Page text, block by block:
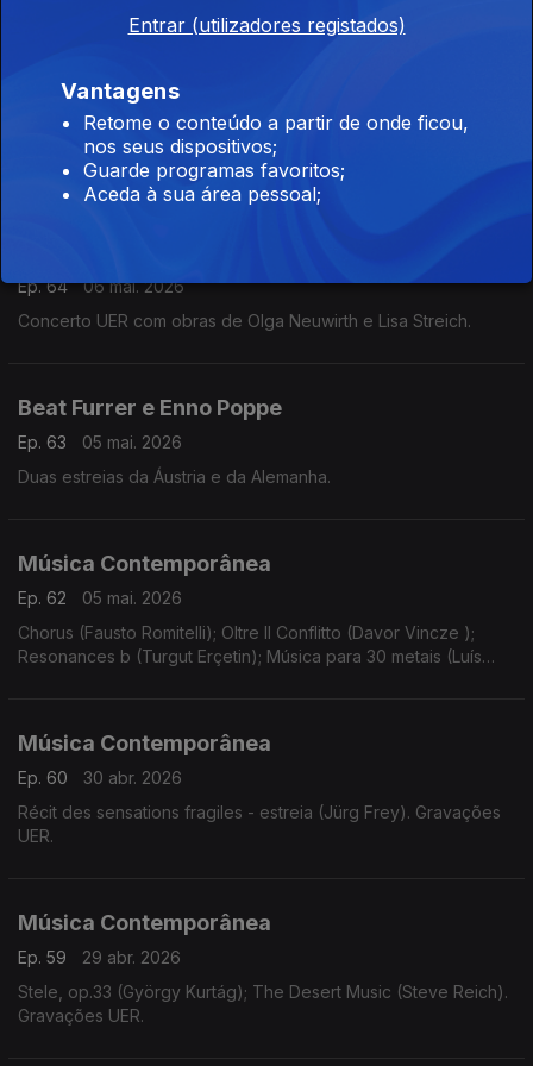
Peças de David Vincze, Bernhard Land e
Ep. 65
11 mai. 2026
Peças de David Vincze, Bernhard Lang e outros autores
Ep. 64
06 mai. 2026
Concerto UER com obras de Olga Neuwirth e Lisa Streich.
Beat Furrer e Enno Poppe
Ep. 63
05 mai. 2026
Duas estreias da Áustria e da Alemanha.
Música Contemporânea
Ep. 62
05 mai. 2026
Chorus (Fausto Romitelli); Oltre Il Conflitto (Davor Vincze );
Resonances b (Turgut Erçetin); Música para 30 metais (Luís
Música Contemporânea
Ep. 60
30 abr. 2026
Récit des sensations fragiles - estreia (Jürg Frey). Gravações
UER.
Música Contemporânea
Ep. 59
29 abr. 2026
Stele, op.33 (György Kurtág); The Desert Music (Steve Reich).
Gravações UER.
Entrar (utilizadores registados)
Vantagens
Retome o conteúdo a partir de onde ficou,
nos seus dispositivos;
Guarde programas favoritos;
Aceda à sua área pessoal;